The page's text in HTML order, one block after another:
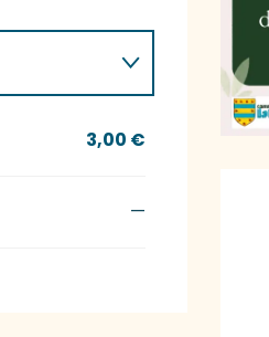
3,00 €
—